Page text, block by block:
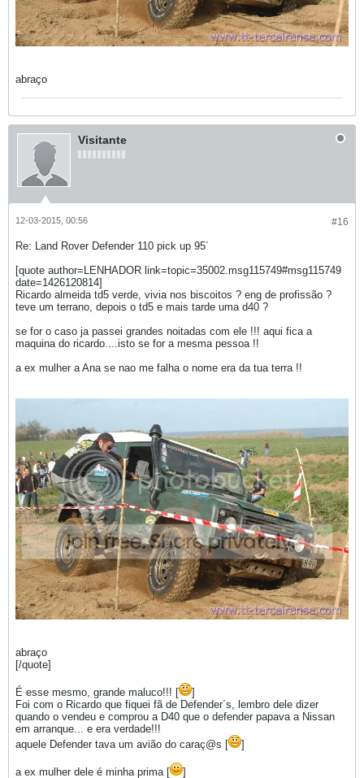
abraço
Visitante
#16
12-03-2015, 00:56
Re: Land Rover Defender 110 pick up 95´
[quote author=LENHADOR link=topic=35002.msg115749#msg115749
date=1426120814]
Ricardo almeida td5 verde, vivia nos biscoitos ? eng de profissão ?
teve um terrano, depois o td5 e mais tarde uma d40 ?
se for o caso ja passei grandes noitadas com ele !!! aqui fica a
maquina do ricardo....isto se for a mesma pessoa !!
a ex mulher a Ana se nao me falha o nome era da tua terra !!
abraço
[/quote]
É esse mesmo, grande maluco!!! [
]
Foi com o Ricardo que fiquei fã de Defender´s, lembro dele dizer
quando o vendeu e comprou a D40 que o defender papava a Nissan
em arranque... e era verdade!!!
aquele Defender tava um avião do caraç@s [
]
a ex mulher dele é minha prima [ ]